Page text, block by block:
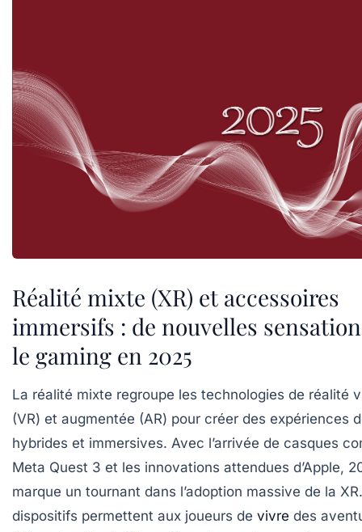
Réalité mixte (XR) et accessoires
immersifs : de nouvelles
le gaming en 2025
La réalité mixte regroupe les technologies de réalité
(VR) et augmentée (AR) pour créer des expériences
hybrides et immersives. Avec l’arrivée de casques
Meta Quest 3 et les innovations attendues d’Apple,
marque un tournant dans l’adoption massive de la
dispositifs permettent aux joueurs de vivre des